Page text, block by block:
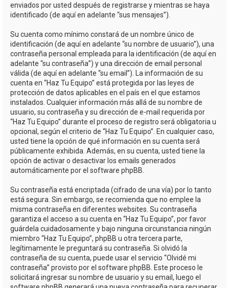
enviados por usted después de registrarse y mientras se haya
identificado (de aquí en adelante “sus mensajes”).
Su cuenta como mínimo constará de un nombre único de
identificación (de aquí en adelante “su nombre de usuario”), una
contraseña personal empleada para la identificación (de aquí en
adelante “su contraseña”) y una dirección de email personal
válida (de aquí en adelante “su email”). La información de su
cuenta en “Haz Tu Equipo” está protegida por las leyes de
protección de datos aplicables en el país en el que estamos
instalados. Cualquier información más allá de su nombre de
usuario, su contraseña y su dirección de e-mail requerida por
“Haz Tu Equipo” durante el proceso de registro será obligatoria u
opcional, según el criterio de “Haz Tu Equipo”. En cualquier caso,
usted tiene la opción de qué información en su cuenta será
públicamente exhibida. Además, en su cuenta, usted tiene la
opción de activar o desactivar los emails generados
automáticamente por el software phpBB.
Su contraseña está encriptada (cifrado de una vía) por lo tanto
está segura. Sin embargo, se recomienda que no emplee la
misma contraseña en diferentes websites. Su contraseña
garantiza el acceso a su cuenta en “Haz Tu Equipo”, por favor
guárdela cuidadosamente y bajo ninguna circunstancia ningún
miembro “Haz Tu Equipo”, phpBB u otra tercera parte,
legítimamente le preguntará su contraseña. Si olvidó la
contraseña de su cuenta, puede usar el servicio “Olvidé mi
contraseña” provisto por el software phpBB. Este proceso le
solicitará ingresar su nombre de usuario y su email, luego el